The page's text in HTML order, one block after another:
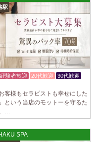
探しに苦労されている貴方様
います。 セクハラ…
稼ぎたい！」「もっと人気セ
力でサポートします…
力でサポートします…
駅
験者歓迎 20代歓迎
30代歓迎
お客様もセラピストも幸せにした
という当店のモットーを守るた
…
SPA